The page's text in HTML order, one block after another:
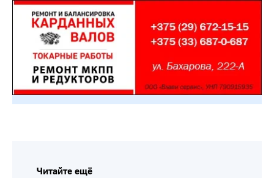
Читайте ещё